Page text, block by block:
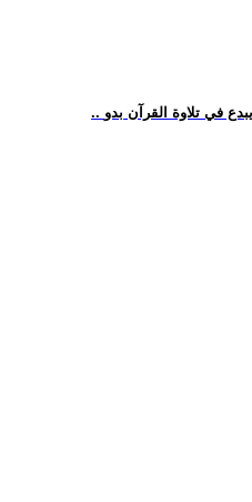
في تلاوة القرآن بدو